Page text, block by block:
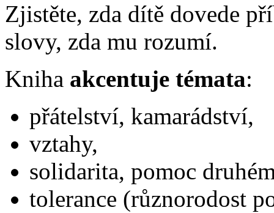
Zjistěte, zda dítě dovede
slovy, zda mu rozumí.
Kniha akcentuje témata:
přátelství, kamarádství,
vztahy,
solidarita, pomoc
tolerance (různorodost